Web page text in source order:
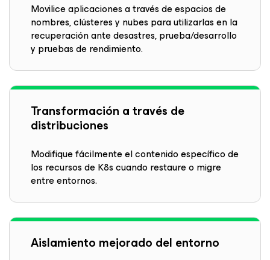
Movilice aplicaciones a través de espacios de
nombres, clústeres y nubes para utilizarlas en la
recuperación ante desastres, prueba/desarrollo
y pruebas de rendimiento.
Transformación a través de
distribuciones
Modifique fácilmente el contenido específico de
los recursos de K8s cuando restaure o migre
entre entornos.
Aislamiento mejorado del entorno